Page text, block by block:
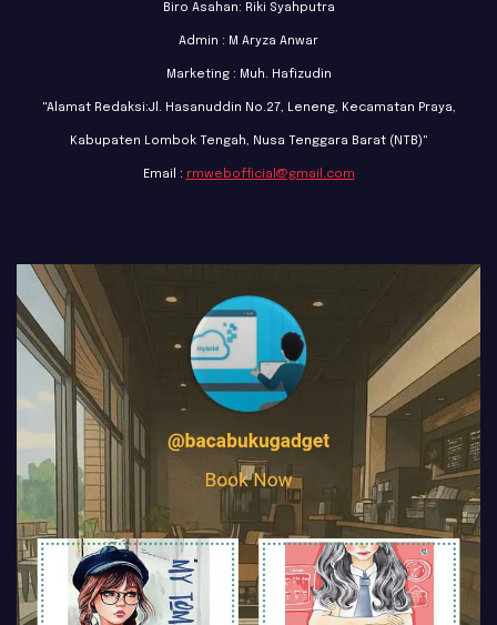
Biro Asahan: Riki Syahputra
Admin : M Aryza Anwar
Marketing : Muh. Hafizudin
"Alamat Redaksi:Jl. Hasanuddin No.27, Leneng, Kecamatan Praya,
Kabupaten Lombok Tengah, Nusa Tenggara Barat (NTB)"
Email : rmwebofficial@gmail.com